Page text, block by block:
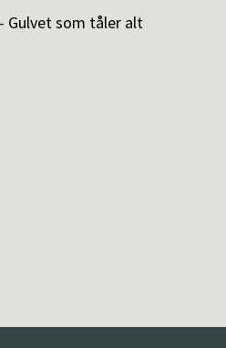
Gulvet som tåler alt